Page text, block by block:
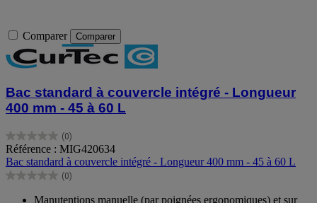
Comparer Comparer
Bac standard à couvercle intégré - Longueur
400 mm - 45 à 60 L
(0)
0.0
sur
5
étoiles.
Référence : MIG420634
Bac standard à couvercle intégré - Longueur 400 mm - 45 à 60 L
(0)
0.0
Manutentions manuelle (par poignées ergonomiques) et sur